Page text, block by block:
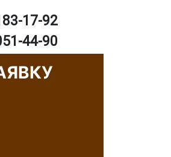
17-92
44-90